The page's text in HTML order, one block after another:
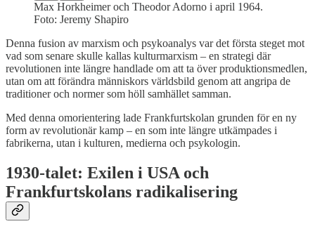
Max Horkheimer och Theodor Adorno i april 1964.
Foto: Jeremy Shapiro
Denna fusion av marxism och psykoanalys var det första steget mot
vad som senare skulle kallas kulturmarxism – en strategi där
revolutionen inte längre handlade om att ta över produktionsmedlen,
utan om att förändra människors världsbild genom att angripa de
traditioner och normer som höll samhället samman.
Med denna omorientering lade Frankfurtskolan grunden för en ny
form av revolutionär kamp – en som inte längre utkämpades i
fabrikerna, utan i kulturen, medierna och psykologin.
1930-talet: Exilen i USA och
Frankfurtskolans radikalisering